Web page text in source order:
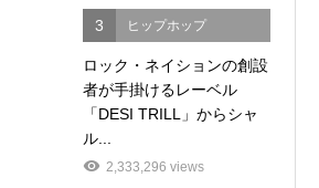
3 ヒップホップ
ロック・ネイションの創設
者が手掛けるレーベル
「DESI TRILL」からシャ
ル...
2,333,296 views